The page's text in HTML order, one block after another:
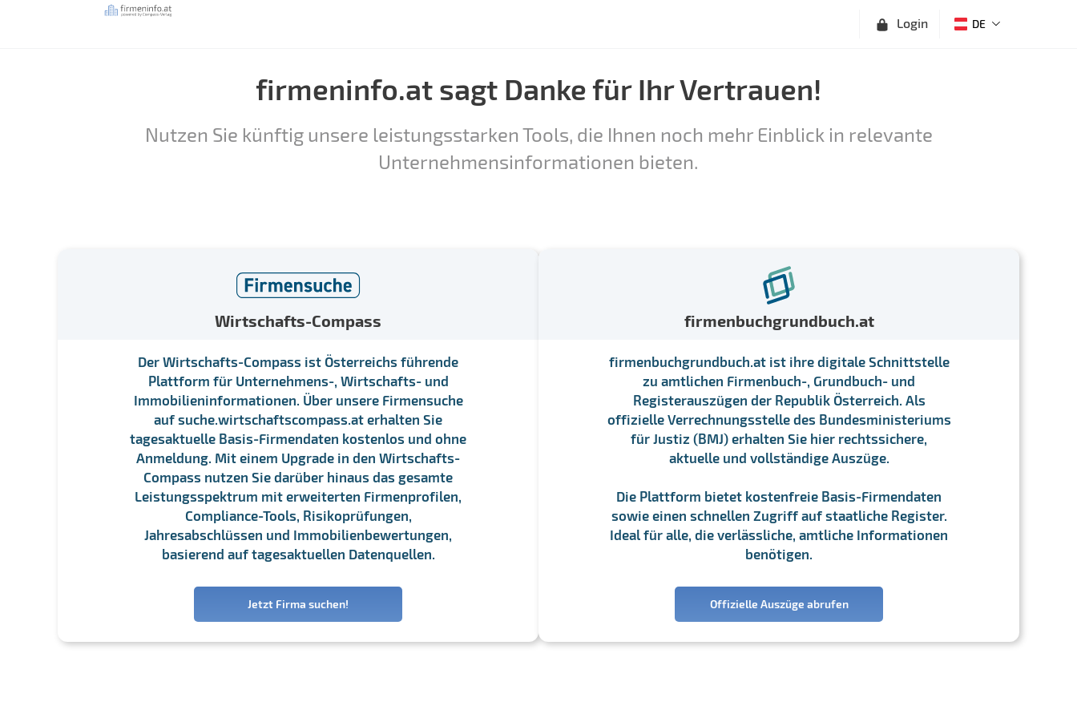
Login DE
firmeninfo.at sagt Danke für Ihr Vertrauen!
Nutzen Sie künftig unsere leistungsstarken Tools, die Ihnen noch mehr Einblick in relevante
Unternehmensinformationen bieten.
Wirtschafts-Compass
Der Wirtschafts-Compass ist Österreichs führende
Plattform für Unternehmens-, Wirtschafts- und
Immobilieninformationen. Über unsere Firmensuche
auf suche.wirtschaftscompass.at erhalten Sie
tagesaktuelle Basis-Firmendaten kostenlos und ohne
Anmeldung. Mit einem Upgrade in den Wirtschafts-
Compass nutzen Sie darüber hinaus das gesamte
Leistungsspektrum mit erweiterten Firmenprofilen,
Compliance-Tools, Risikoprüfungen,
Jahresabschlüssen und Immobilienbewertungen,
basierend auf tagesaktuellen Datenquellen.
Jetzt Firma suchen!
firmenbuchgrundbuch.at
firmenbuchgrundbuch.at ist ihre digitale Schnittstelle
zu amtlichen Firmenbuch-, Grundbuch- und
Registerauszügen der Republik Österreich. Als
offizielle Verrechnungsstelle des Bundesministeriums
für Justiz (BMJ) erhalten Sie hier rechtssichere,
aktuelle und vollständige Auszüge.
Die Plattform bietet kostenfreie Basis-Firmendaten
sowie einen schnellen Zugriff auf staatliche Register.
Ideal für alle, die verlässliche, amtliche Informationen
benötigen.
Offizielle Auszüge abrufen